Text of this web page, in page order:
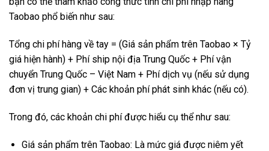
Taobao phổ biến như sau:
Tổng chi phí hàng về tay = (Giá sản phẩm trên Taobao × Tỷ
giá hiện hành) + Phí ship nội địa Trung Quốc + Phí vận
chuyển Trung Quốc – Việt Nam + Phí dịch vụ (nếu sử dụng
đơn vị trung gian) + Các khoản phí phát sinh khác (nếu có).
Trong đó, các khoản chi phí được hiểu cụ thể như sau:
Giá sản phẩm trên Taobao: Là mức giá được niêm yết